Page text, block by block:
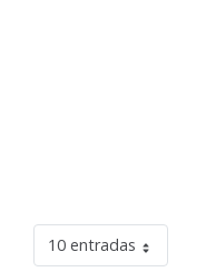
10 entradas